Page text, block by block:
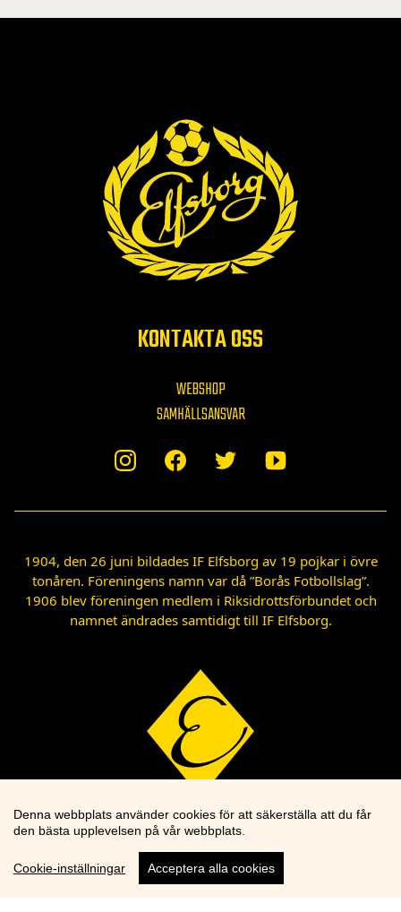
KONTAKTA OSS
WEBSHOP
SAMHÄLLSANSVAR
1904, den 26 juni bildades IF Elfsborg av 19 pojkar i övre
tonåren. Föreningens namn var då ”Borås Fotbollslag”.
1906 blev föreningen medlem i Riksidrottsförbundet och
namnet ändrades samtidigt till IF Elfsborg.
Denna webbplats använder cookies för att säkerställa att du får
den bästa upplevelsen på vår webbplats.
Cookie-inställningar Acceptera alla cookies